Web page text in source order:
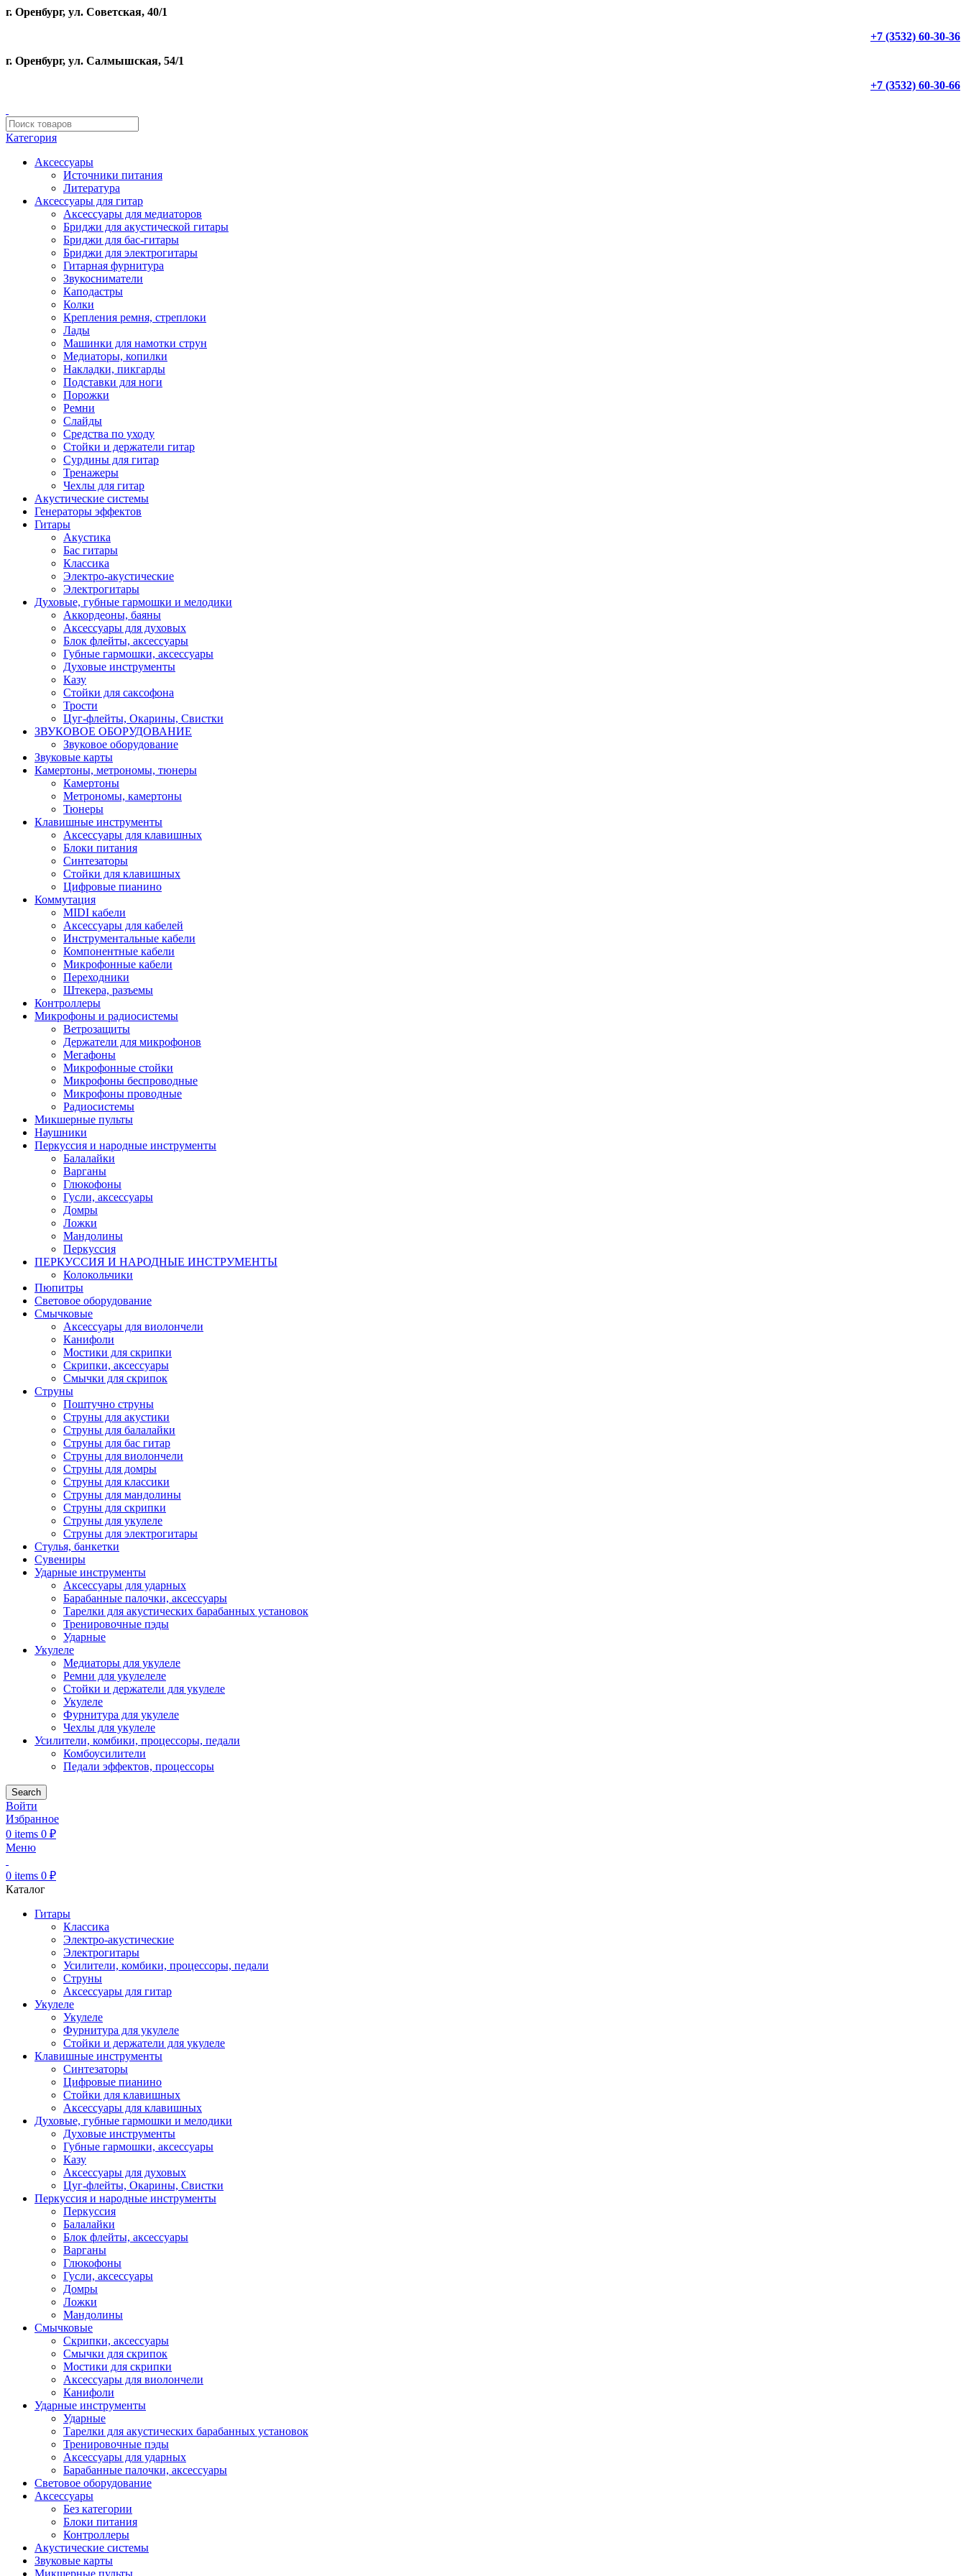
г. Оренбург, ул. Советская, 40/1
+7 (3532) 60-30-36
г. Оренбург, ул. Салмышская, 54/1
+7 (3532) 60-30-66
Категория
Аксессуары
Источники питания
Литература
Аксессуары для гитар
Аксессуары для медиаторов
Бриджи для акустической гитары
Бриджи для бас-гитары
Бриджи для электрогитары
Гитарная фурнитура
Звукосниматели
Каподастры
Колки
Крепления ремня, стреплоки
Лады
Машинки для намотки струн
Медиаторы, копилки
Накладки, пикгарды
Подставки для ноги
Порожки
Ремни
Слайды
Средства по уходу
Стойки и держатели гитар
Сурдины для гитар
Тренажеры
Чехлы для гитар
Акустические системы
Генераторы эффектов
Гитары
Акустика
Бас гитары
Классика
Электро-акустические
Электрогитары
Духовые, губные гармошки и мелодики
Аккордеоны, баяны
Аксессуары для духовых
Блок флейты, аксессуары
Губные гармошки, аксессуары
Духовые инструменты
Казу
Стойки для саксофона
Трости
Цуг-флейты, Окарины, Свистки
ЗВУКОВОЕ ОБОРУДОВАНИЕ
Звуковое оборудование
Звуковые карты
Камертоны, метрономы, тюнеры
Камертоны
Метрономы, камертоны
Тюнеры
Клавишные инструменты
Аксессуары для клавишных
Блоки питания
Синтезаторы
Стойки для клавишных
Цифровые пианино
Коммутация
MIDI кабели
Аксессуары для кабелей
Инструментальные кабели
Компонентные кабели
Микрофонные кабели
Переходники
Штекера, разъемы
Контроллеры
Микрофоны и радиосистемы
Ветрозащиты
Держатели для микрофонов
Мегафоны
Микрофонные стойки
Микрофоны беспроводные
Микрофоны проводные
Радиосистемы
Микшерные пульты
Наушники
Перкуссия и народные инструменты
Балалайки
Варганы
Глюкофоны
Гусли, аксессуары
Домры
Ложки
Мандолины
Перкуссия
ПЕРКУССИЯ И НАРОДНЫЕ ИНСТРУМЕНТЫ
Колокольчики
Пюпитры
Световое оборудование
Смычковые
Аксессуары для виолончели
Канифоли
Мостики для скрипки
Скрипки, аксессуары
Смычки для скрипок
Струны
Поштучно струны
Струны для акустики
Струны для балалайки
Струны для бас гитар
Струны для виолончели
Струны для домры
Струны для классики
Струны для мандолины
Струны для скрипки
Струны для укулеле
Струны для электрогитары
Стулья, банкетки
Сувениры
Ударные инструменты
Аксессуары для ударных
Барабанные палочки, аксессуары
Тарелки для акустических барабанных установок
Тренировочные пэды
Ударные
Укулеле
Медиаторы для укулеле
Ремни для укулелеле
Стойки и держатели для укулеле
Укулеле
Фурнитура для укулеле
Чехлы для укулеле
Усилители, комбики, процессоры, педали
Комбоусилители
Педали эффектов, процессоры
Search
Войти
Избранное
0 items 0 ₽
Меню
0 items 0 ₽
Каталог
Гитары
Классика
Электро-акустические
Электрогитары
Усилители, комбики, процессоры, педали
Струны
Аксессуары для гитар
Укулеле
Укулеле
Фурнитура для укулеле
Стойки и держатели для укулеле
Клавишные инструменты
Синтезаторы
Цифровые пианино
Стойки для клавишных
Аксессуары для клавишных
Духовые, губные гармошки и мелодики
Духовые инструменты
Губные гармошки, аксессуары
Казу
Аксессуары для духовых
Цуг-флейты, Окарины, Свистки
Перкуссия и народные инструменты
Перкуссия
Балалайки
Блок флейты, аксессуары
Варганы
Глюкофоны
Гусли, аксессуары
Домры
Ложки
Мандолины
Смычковые
Скрипки, аксессуары
Смычки для скрипок
Мостики для скрипки
Аксессуары для виолончели
Канифоли
Ударные инструменты
Ударные
Тарелки для акустических барабанных установок
Тренировочные пэды
Аксессуары для ударных
Барабанные палочки, аксессуары
Световое оборудование
Аксессуары
Без категории
Блоки питания
Контроллеры
Акустические системы
Звуковые карты
Микшерные пульты